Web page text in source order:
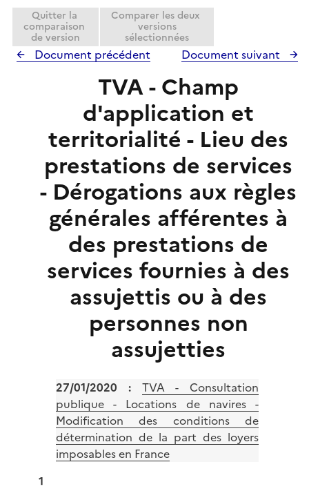
Quitter la
comparaison
de version
Comparer les deux
versions
sélectionnées
Document précédent Document suivant
TVA - Champ
d'application et
territorialité - Lieu des
prestations de services
- Dérogations aux règles
générales afférentes à
des prestations de
services fournies à des
assujettis ou à des
personnes non
assujetties
27/01/2020 :
TVA - Consultation
publique - Locations de navires -
Modification des conditions de
détermination de la part des loyers
imposables en France
1